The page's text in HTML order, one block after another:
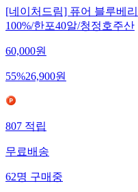
[네이처드림] 퓨어 블루베
100%/한포40알/청정호주산
60,000원
55%26,900원
807적립
무료배송
62명구매중